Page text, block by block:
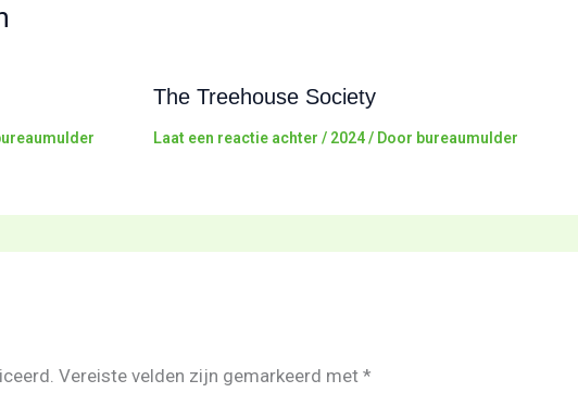
The Treehouse Society
Laat een reactie achter / 2024/ Door bureaumulder
Vereiste velden zijn gemarkeerd met *